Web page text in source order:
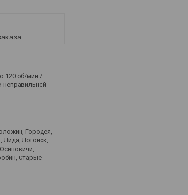
120 об/мин /
неправильной
Городея,
Лида, Логойск,
Старые